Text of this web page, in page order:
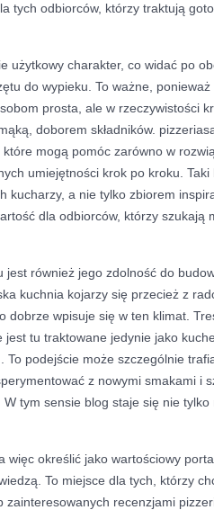
tych odbiorców, którzy traktują
użytkowy charakter, co widać po
do wypieku. To ważne, ponieważ
prosta, ale w rzeczywistości
doborem składników.
mogą pomóc zarówno w
umiejętności krok po kroku.
kucharzy, a nie tylko zbiorem
dla odbiorców, którzy szukają
jest również jego zdolność do
kuchnia kojarzy się przecież z
dobrze wpisuje się w ten klimat.
jest tu traktowane jedynie jako
To podejście może szczególnie
z nowymi smakami i
tym sensie blog staje się nie
więc określić jako wartościowy
To miejsce dla tych, którzy
zainteresowanych recenzjami